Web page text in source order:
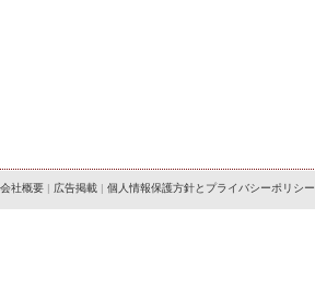
会社概要 | 広告掲載 | 個人情報保護方針とプライバシーポリシー